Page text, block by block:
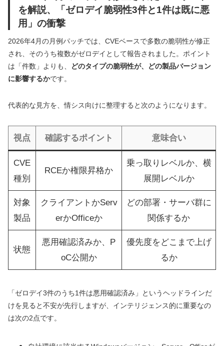
を解説、「ゼロデイ脆弱性3件と1件は既に悪
用」の衝撃
2026年4月の月例パッチでは、CVEベースで多数の脆弱性が修正
され、そのうち複数がゼロデイとして報告されました。ポイント
は「件数」よりも、
どのタイプの脆弱性が、どの製品バージョン
に影響するかです。
代表的な見方を、情シス向けに整理すると次のようになります。
視点 確認するポイント 意味合い
CVE
種別
RCEか権限昇格か
乗っ取りレベルか、横
展開レベルか
対象
製品
クライアントかServ
erかOfficeか
どの部署・サーバ群に
関係するか
状態
悪用確認済みか、P
oC公開か
優先度をどこまで上げ
るか
「ゼロデイ3件のうち1件は悪用確認済み」というヘッドラインだ
けを見ると不安が先行しますが、インテリジェンス的に重要なの
は次の2点です。